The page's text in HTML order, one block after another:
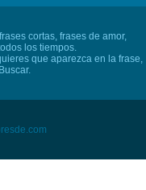
cortas, frases de amor,
los tiempos.
que aparezca en la frase,